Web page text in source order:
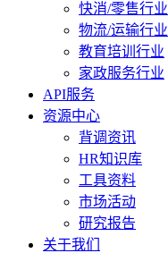
快消/零售行业
物流/运输行业
教育培训行业
家政服务行业
API服务
资源中心
背调资讯
HR知识库
工具资料
市场活动
研究报告
关于我们